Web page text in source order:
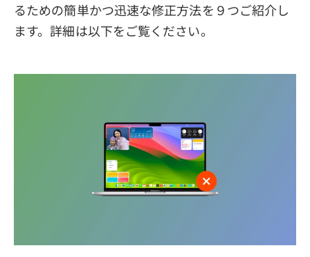
るための簡単かつ迅速な修正方法を９つご紹介し
ます。詳細は以下をご覧ください。